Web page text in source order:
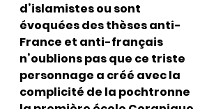
d’islamistes ou sont
évoquées des thèses anti-
France et anti-français
n’oublions pas que ce triste
personnage a créé avec la
complicité de la pochtronne